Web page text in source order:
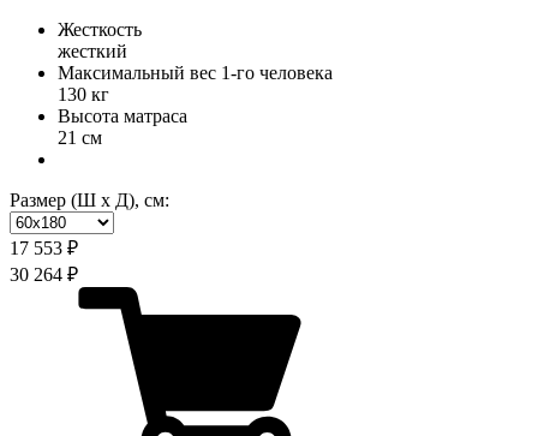
Жесткость
жесткий
Максимальный вес 1-го человека
130 кг
Высота матраса
21 см
Размер (Ш х Д), см:
17 553 ₽
30 264 ₽